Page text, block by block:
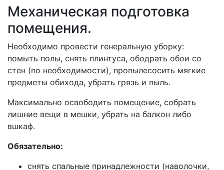
Механическая подготовка
помещения.
Необходимо провести генеральную уборку:
помыть полы, снять плинтуса, ободрать обои со
стен (по необходимости), пропылесосить мягкие
предметы обихода, убрать грязь и пыль.
Максимально освободить помещение, собрать
лишние вещи в мешки, убрать на балкон либо
вшкаф.
Обязательно:
снять спальные принадлежности (наволочки,